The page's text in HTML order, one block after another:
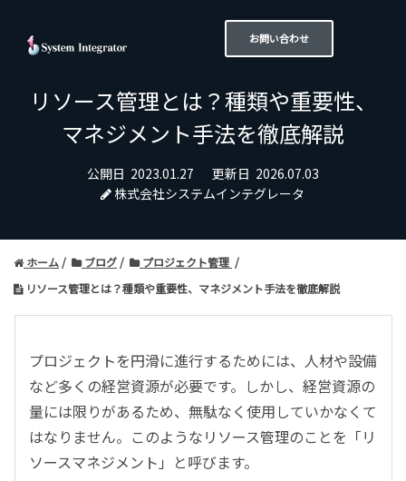
お問い合わせ
リソース管理とは？種類や重要性、
マネジメント手法を徹底解説
公開日 2023.01.27 更新日 2026.07.03
株式会社システムインテグレータ
ホーム ブログ
プロジェクト管理
リソース管理とは？種類や重要性、マネジメント手法を徹底解説
プロジェクトを円滑に進行するためには、人材や設備
など多くの経営資源が必要です。しかし、経営資源の
量には限りがあるため、無駄なく使用していかなくて
はなりません。このようなリソース管理のことを「リ
ソースマネジメント」と呼びます。